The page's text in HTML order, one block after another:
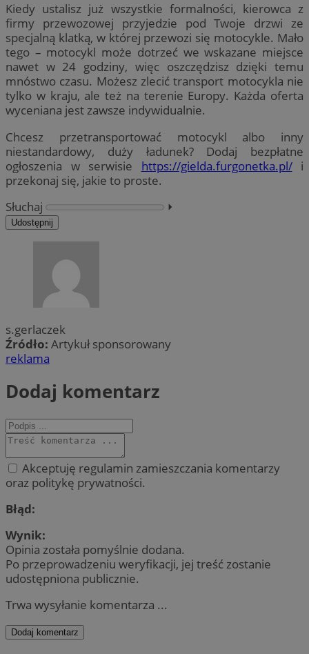
Kiedy ustalisz już wszystkie formalności, kierowca z
firmy przewozowej przyjedzie pod Twoje drzwi ze
specjalną klatką, w której przewozi się motocykle. Mało
tego – motocykl może dotrzeć we wskazane miejsce
nawet w 24 godziny, więc oszczędzisz dzięki temu
mnóstwo czasu. Możesz zlecić transport motocykla nie
tylko w kraju, ale też na terenie Europy. Każda oferta
wyceniana jest zawsze indywidualnie.
Chcesz przetransportować motocykl albo inny
niestandardowy, duży ładunek? Dodaj bezpłatne
ogłoszenia w serwisie https://gielda.furgonetka.pl/i
przekonaj się, jakie to proste.
Słuchaj
⏵︎
Udostępnij
s.gerlaczek
Źródło: Artykuł sponsorowany
reklama
Dodaj komentarz
Akceptuję regulamin zamieszczania komentarzy
oraz politykę prywatności.
Błąd:
Wynik:
Opinia została pomyślnie dodana.
Po przeprowadzeniu weryfikacji, jej treść zostanie
udostępniona publicznie.
Trwa wysyłanie komentarza ...
Dodaj komentarz